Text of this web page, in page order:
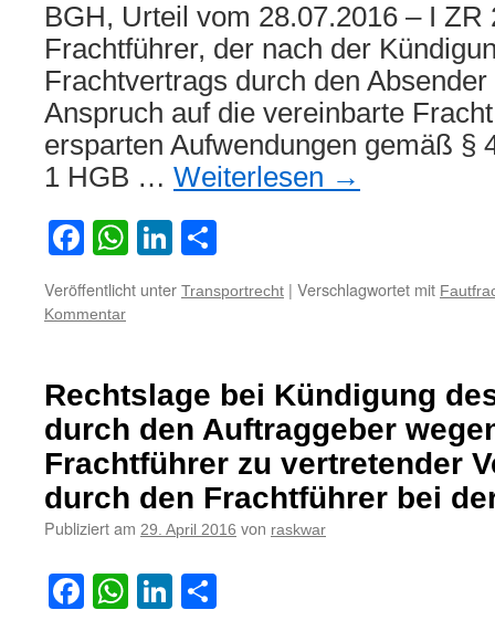
BGH, Urteil vom 28.07.2016 – I ZR
Frachtführer, der nach der
Frachtvertrags durch den
Anspruch auf die vereinbarte
ersparten Aufwendungen gemäß §
1 HGB … Weiterlesen →
Facebook
WhatsApp
LinkedIn
Veröffentlicht unter Transportrecht | Verschlagwortet mit
Kommentar
Rechtslage bei Kündigung
durch den Auftraggeber
Frachtführer zu vertretender
durch den Frachtführer bei
Publiziert am 29. April 2016 von raskwar
Facebook
WhatsApp
LinkedIn